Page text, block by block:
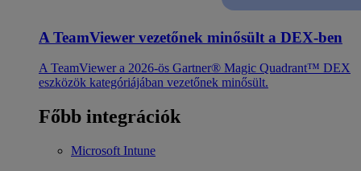
A TeamViewer vezetőnek minősült a DEX-ben
A TeamViewer a 2026-ös Gartner® Magic Quadrant™ DEX
eszközök kategóriájában vezetőnek minősült.
Főbb integrációk
Microsoft Intune